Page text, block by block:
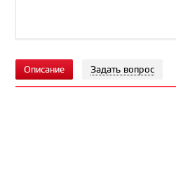
Описание Задать вопрос